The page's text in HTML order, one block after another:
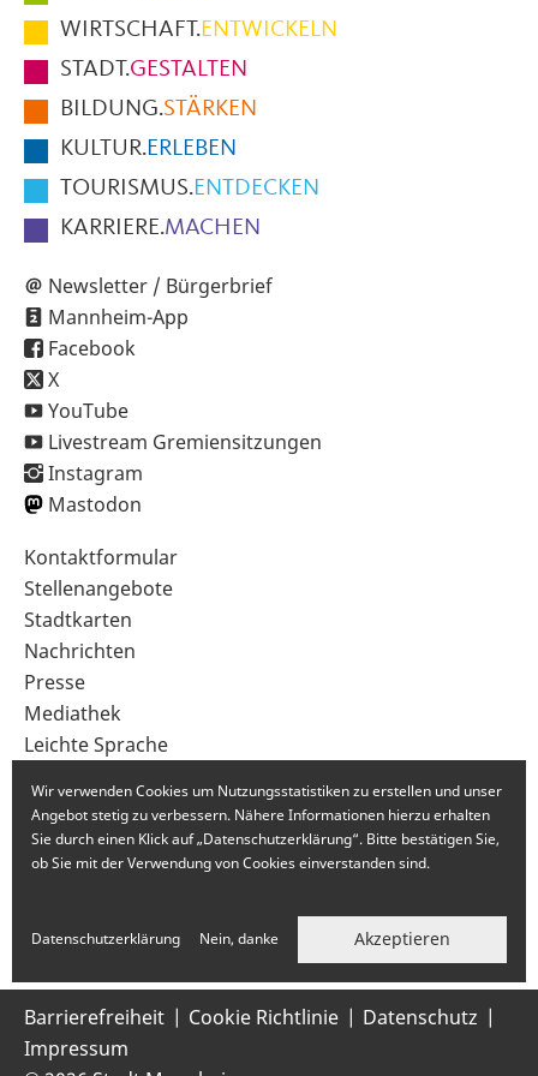
im
Fußbereich
der
Seite
WIRTSCHAFT.ENTWICKELN
STADT.GESTALTEN
BILDUNG.STÄRKEN
KULTUR.ERLEBEN
TOURISMUS.ENTDECKEN
KARRIERE.MACHEN
Newsletter / Bürgerbrief
Mannheim-App
Facebook
X
YouTube
Livestream Gremiensitzungen
Instagram
Mastodon
Sekundärnavigation
im
Fußbereich
Kontaktformular
Stellenangebote
Stadtkarten
Nachrichten
Presse
Mediathek
Leichte Sprache
Barrierefreiheit Cookie Richtlinie
Datenschutz
Impressum
Wir verwenden Cookies um Nutzungsstatistiken zu erstellen und unser
Angebot stetig zu verbessern. Nähere Informationen hierzu erhalten
Sie durch einen Klick auf „Datenschutzerklärung“. Bitte bestätigen Sie,
ob Sie mit der Verwendung von Cookies einverstanden sind.
Datenschutzerklärung Nein, danke Akzeptieren